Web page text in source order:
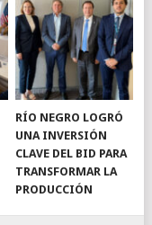
RÍO NEGRO LOGRÓ
UNA INVERSIÓN
CLAVE DEL BID PARA
TRANSFORMAR LA
PRODUCCIÓN